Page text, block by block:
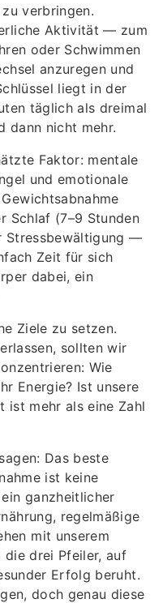
verbringen.
Aktivität — zum
oder Schwimmen
anzuregen und
liegt in der
täglich als dreimal
dann nicht mehr.
Faktor: mentale
und emotionale
Schlaf (7–9 Stunden
Stressbewältigung —
Zeit für sich
dabei, ein
Ziele zu setzen.
sollten wir
Wie
Energie? Ist unsere
ist mehr als eine Zahl
Das beste
ist keine
ganzheitlicher
regelmäßige
mit unserem
drei Pfeiler, auf
Erfolg beruht.
doch genau diese